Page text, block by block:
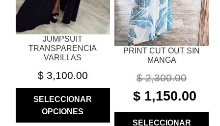
JUMPSUIT
TRANSPARENCIA
VARILLAS
$3,100.00
SELECCIONAR
OPCIONES
ELEGIR
EN
LA
PÁGINA
PRINT CUT OUT SIN
MANGA
$2,300.00
ORIGINAL
PRICE
$ 1,150.00
SELECCIONAR
ELEGIR
EN
LA
PÁGINA
DE